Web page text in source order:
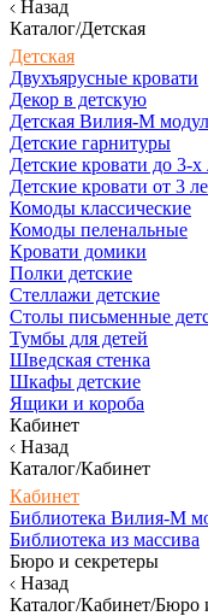
Назад
Каталог/Детская
Детская
Двухъярусные кровати
Декор в детскую
Детская Вилия-М
Детские гарнитуры
Детские кровати до 3-х
Детские кровати от 3
Комоды классические
Комоды пеленальные
Кровати домики
Полки детские
Стеллажи детские
Столы письменные
Тумбы для детей
Шведская стенка
Шкафы детские
Ящики и короба
Кабинет
Назад
Каталог/Кабинет
Кабинет
Библиотека Вилия-М
Библиотека из массива
Бюро и секретеры
Назад
Каталог/Кабинет/Бюро